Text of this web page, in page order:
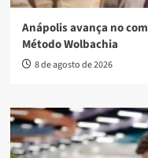
Anápolis avança no
Método Wolbachia
8 de agosto de 2026